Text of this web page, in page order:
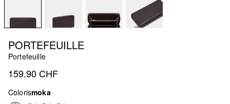
PORTEFEUILLE
Portefeuille
159.90 CHF
Colorismoka